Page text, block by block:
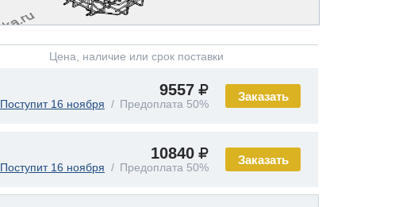
Цена, наличие или срок поставки
Заказать
9557
Поступит 16 ноября Предоплата 50%
Заказать
10840
Поступит 16 ноября Предоплата 50%